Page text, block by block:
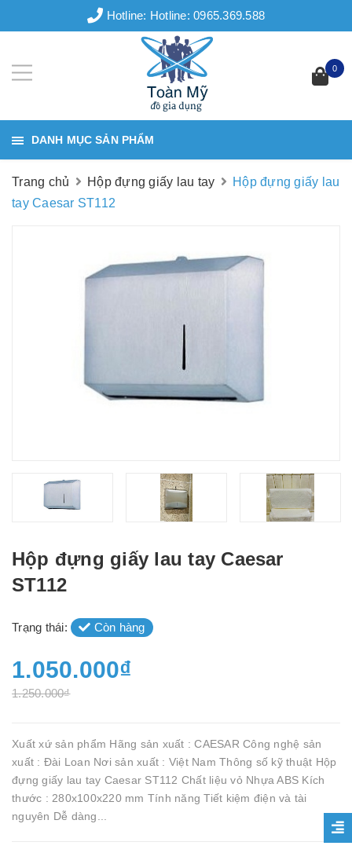
Hotline: Hotline: 0965.369.588
0
DANH MỤC SẢN PHẨM
Trang chủ Hộp đựng giấy lau tay
Hộp đựng giấy lau
tay Caesar ST112
Hộp đựng giấy lau tay Caesar
ST112
Trạng thái: Còn hàng
1.050.000₫
1.250.000₫
Xuất xứ sản phẩm Hãng sản xuất : CAESAR Công nghệ sản
xuất : Đài Loan Nơi sản xuất : Việt Nam Thông số kỹ thuật Hộp
đựng giấy lau tay Caesar ST112 Chất liệu vỏ Nhựa ABS Kích
thước : 280x100x220 mm Tính năng Tiết kiệm điện và tài
nguyên Dễ dàng...